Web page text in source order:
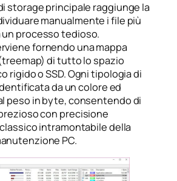
storage principale raggiunge la
manualmente i file più
processo tedioso.
fornendo una mappa
di tutto lo spazio
rigido o SSD. Ogni tipologia di
da un colore ed
peso in byte, consentendo di
con precisione
intramontabile della
PC.